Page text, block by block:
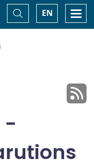
EN
Basculer
la
recherche
-